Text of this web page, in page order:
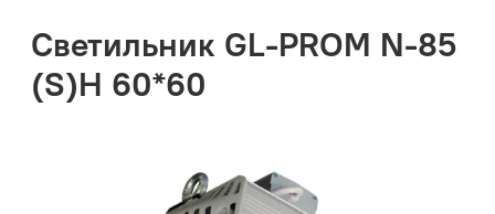
Светильник GL-PROM N-85
(S)Н 60*60